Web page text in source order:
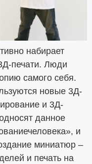
набирает
печати. Люди
самого себя.
новые 3Д-
и 3Д-
данное
и
миниатюр –
и печать на